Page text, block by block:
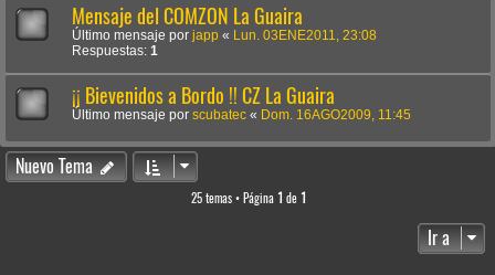
Mensaje del COMZON La Guaira
Último mensaje por japp «
Lun. 03ENE2011, 23:08
Respuestas: 1
¡¡ Bievenidos a Bordo !! CZ La Guaira
Último mensaje por scubatec « Dom. 16AGO2009, 11:45
Nuevo Tema
25 temas • Página 1 de 1
Ir a